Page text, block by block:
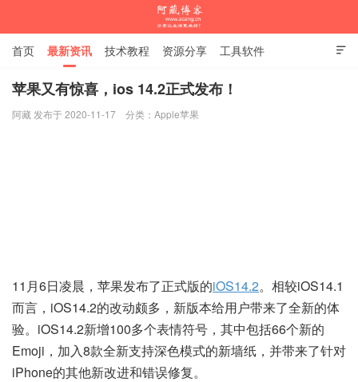

首页 最新资讯 技术教程 资源分享 工具软件
杂谈随笔
苹果又有惊喜，ios 14.2正式发布！
阿藏 发布于 2020-11-17 分类： Apple苹果
11月6日凌晨，苹果发布了正式版的iOS14.2。相较iOS14.1
而言，iOS14.2的改动颇多，新版本给用户带来了全新的体
验。iOS14.2新增100多个表情符号，其中包括66个新的
Emoji，加入8款全新支持深色模式的新墙纸，并带来了针对
iPhone的其他新改进和错误修复。